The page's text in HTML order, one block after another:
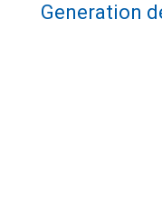
Generation